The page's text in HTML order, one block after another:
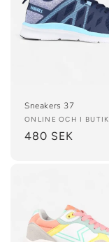
Sneakers 37
Säljare:
ONLINE OCH I BUTIK
Ordinarie
480 SEK